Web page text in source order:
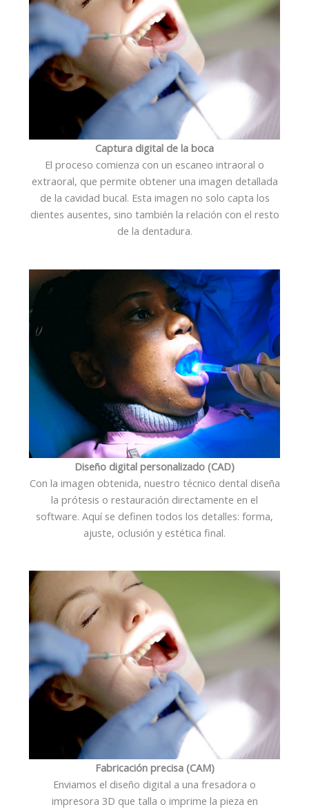
Captura digital de la boca
El proceso comienza con un escaneo intraoral o
extraoral, que permite obtener una imagen detallada
de la cavidad bucal. Esta imagen no solo capta los
dientes ausentes, sino también la relación con el resto
de la dentadura.
Diseño digital personalizado (CAD)
Con la imagen obtenida, nuestro técnico dental diseña
la prótesis o restauración directamente en el
software. Aquí se definen todos los detalles: forma,
ajuste, oclusión y estética final.
Fabricación precisa (CAM)
Enviamos el diseño digital a una fresadora o
impresora 3D que talla o imprime la pieza en